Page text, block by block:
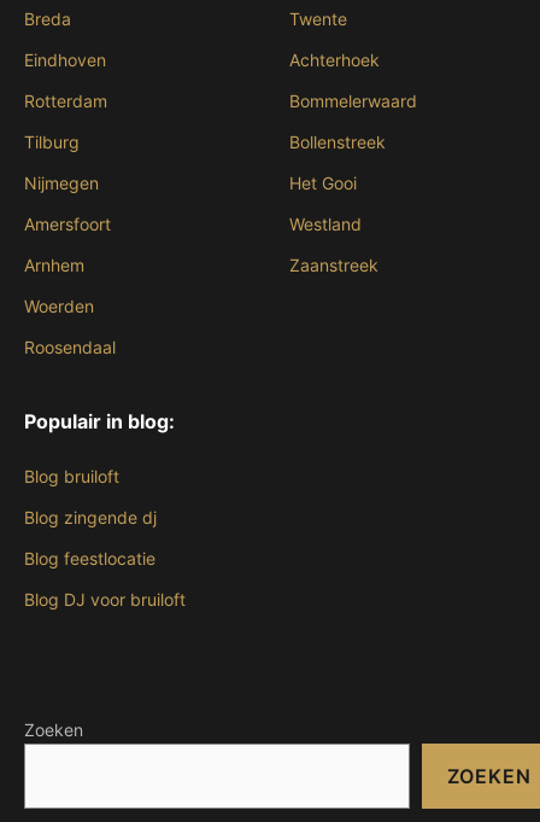
Breda
Eindhoven
Rotterdam
Tilburg
Nijmegen
Amersfoort
Arnhem
Woerden
Roosendaal
Twente
Achterhoek
Bommelerwaard
Bollenstreek
Het Gooi
Westland
Zaanstreek
Populair in blog:
Blog bruiloft
Blog zingende dj
Blog feestlocatie
Blog DJ voor bruiloft
Zoeken
ZOEKEN